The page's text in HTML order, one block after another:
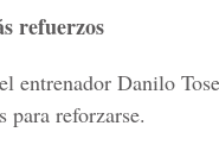
refuerzos
entrenador Danilo
para reforzarse.